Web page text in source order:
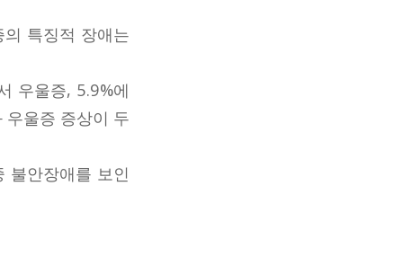
특징적 장애는
우울증, 5.9%에
울증 증상이 두
불안장애를 보인